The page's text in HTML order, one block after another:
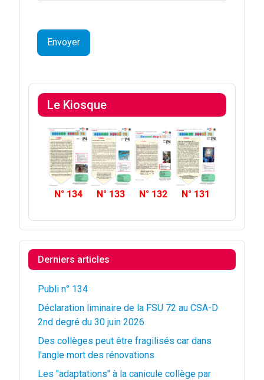
Envoyer
Le Kiosque
N° 134 N° 133 N° 132 N° 131
Derniers articles
Publi n° 134
Déclaration liminaire de la FSU 72 au CSA-D
2nd degré du 30 juin 2026
Des collèges peut être fragilisés car dans
l'angle mort des rénovations
Les "adaptations" à la canicule collège par